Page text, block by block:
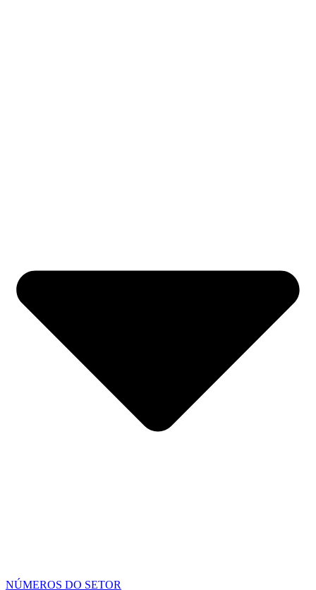
NÚMEROS DO SETOR